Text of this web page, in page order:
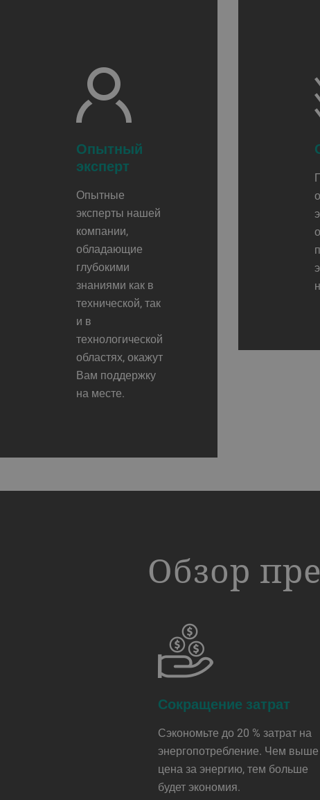
Опытный
эксперт
Опытные
эксперты нашей
компании,
обладающие
глубокими
знаниями как в
технической, так
и в
технологической
областях, окажут
Вам поддержку
на месте.
Обзор
Сокращение затрат
Сэкономьте до 20 % затрат на
энергопотребление. Чем выше
цена за энергию, тем больше
будет экономия.